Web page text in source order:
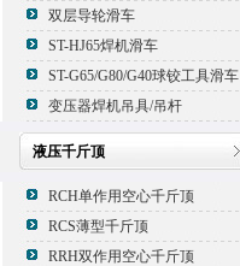
双层导轮滑车
ST-HJ65焊机滑车
ST-G65/G80/G40球铰工具滑车
变压器焊机吊具/吊杆
液压千斤顶
RCH单作用空心千斤顶
RCS薄型千斤顶
RRH双作用空心千斤顶